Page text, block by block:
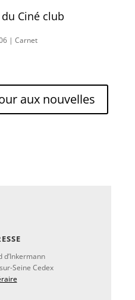
Ciné club
| Carnet
aux nouvelles
d’Inkermann
Seine Cedex